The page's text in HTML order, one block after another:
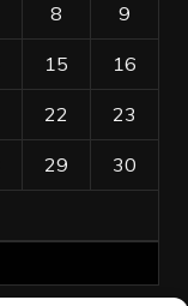
8 9
15 16
22 23
29 30